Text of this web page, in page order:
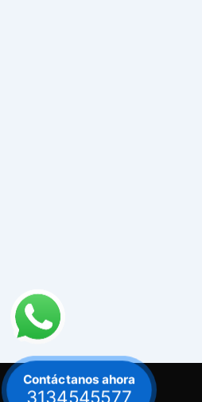
Contáctanos ahora
3134545577